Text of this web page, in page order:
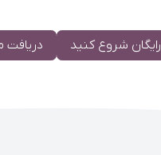
​رایگان شروع کنید​​ ​دریافت